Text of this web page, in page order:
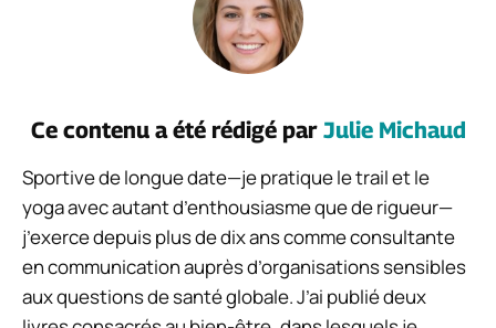
Ce contenu a été rédigé par Julie Michaud
Sportive de longue date—je pratique le trail et le
yoga avec autant d’enthousiasme que de rigueur—
j’exerce depuis plus de dix ans comme consultante
en communication auprès d’organisations sensibles
aux questions de santé globale. J’ai publié deux